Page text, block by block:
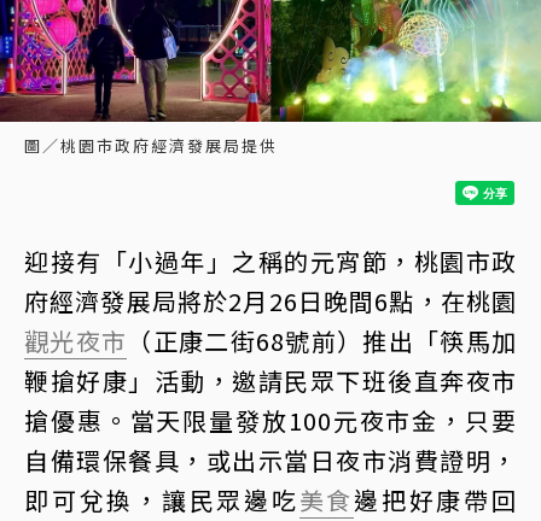
圖／桃園市政府經濟發展局提供
迎接有「小過年」之稱的元宵節，桃園市政
府經濟發展局將於2月26日晚間6點，在桃園
觀光夜市 （正康二街68號前）推出「筷馬加
鞭搶好康」活動，邀請民眾下班後直奔夜市
搶優惠。當天限量發放100元夜市金，只要
自備環保餐具，或出示當日夜市消費證明，
即可兌換，讓民眾邊吃美食邊把好康帶回